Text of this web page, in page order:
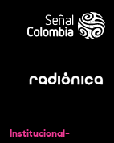
Institucional-